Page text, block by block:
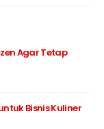
Agar Tetap
Bisnis Kuliner